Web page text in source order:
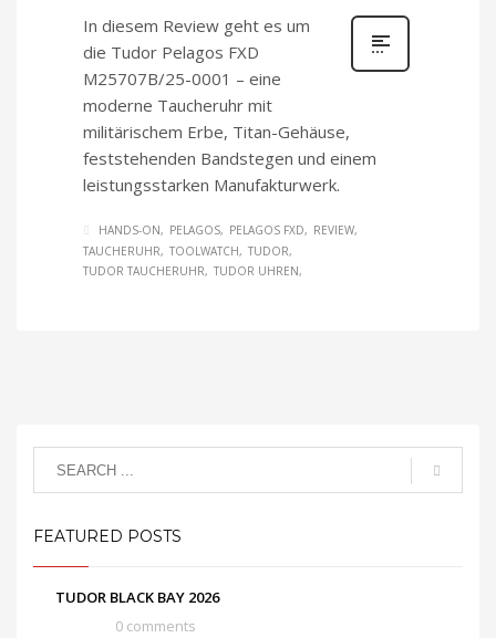
In diesem Review geht es um
die Tudor Pelagos FXD
M25707B/25-0001 – eine
moderne Taucheruhr mit
militärischem Erbe, Titan-Gehäuse,
feststehenden Bandstegen und einem
leistungsstarken Manufakturwerk.
HANDS-ON PELAGOS PELAGOS FXD
REVIEW
TAUCHERUHR
TOOLWATCH
TUDOR
TUDOR TAUCHERUHR
TUDOR UHREN
FEATURED POSTS
TUDOR BLACK BAY 2026
0 comments